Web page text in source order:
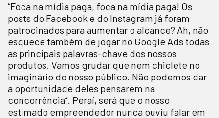
“Foca na mídia paga, foca na mídia paga! Os
posts do Facebook e do Instagram já foram
patrocinados para aumentar o alcance? Ah, não
esquece também de jogar no Google Ads todas
as principais palavras-chave dos nossos
produtos. Vamos grudar que nem chiclete no
imaginário do nosso público. Não podemos dar
a oportunidade deles pensarem na
concorrência”. Peraí, será que o nosso
estimado empreendedor nunca ouviu falar em